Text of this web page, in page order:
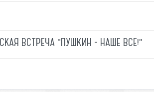
ВСТРЕЧА "ПУШКИН - НАШЕ ВСЕ!"